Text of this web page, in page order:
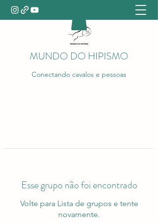
MUNDO DO HIPISMO
Conectando cavalos e pessoas
Esse grupo não foi encontrado
Volte para Lista de grupos e tente
novamente.